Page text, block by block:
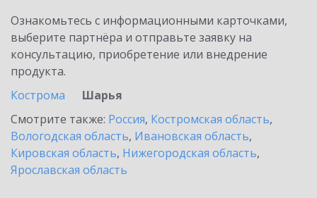
Ознакомьтесь с информационными карточками,
выберите партнёра и отправьте заявку на
консультацию, приобретение или внедрение
продукта.
Кострома
Шарья
Смотрите также: Россия, Костромская область,
Вологодская область, Ивановская область,
Кировская область, Нижегородская область,
Ярославская область